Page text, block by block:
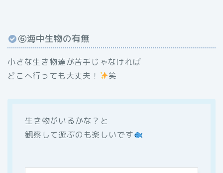
⑥海中生物の有無
小さな生き物達が苦手じゃなければ
どこへ行っても大丈夫！
笑
生き物がいるかな？と
観察して遊ぶのも楽しいです